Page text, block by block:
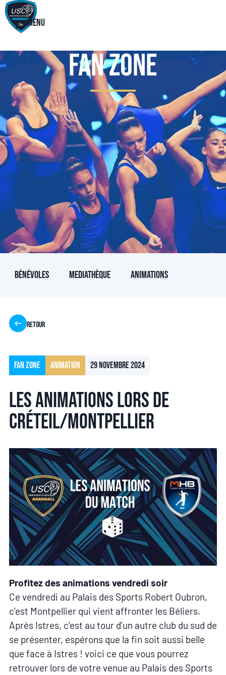
Menu
Fan Zone
Bénévoles Mediathèque Animations
Retour
Fan Zone Animation 29 novembre 2024
Les animations lors de
Créteil/Montpellier
Profitez des animations vendredi soir
Ce vendredi au Palais des Sports Robert Oubron,
c’est Montpellier qui vient affronter les Béliers.
Après Istres, c’est au tour d’un autre club du sud de
se présenter, espérons que la fin soit aussi belle
que face à Istres ! voici ce que vous pourrez
retrouver lors de votre venue au Palais des Sports